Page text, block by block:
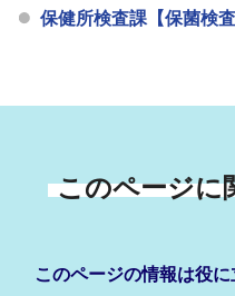
保健所検査課【保菌検査
このページに
このページの情報は役